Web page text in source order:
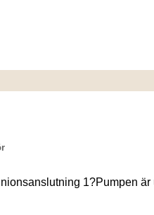
1?Pumpen är